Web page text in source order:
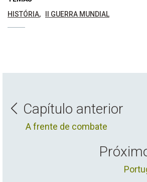
HISTÓRIA
II GUERRA MUNDIAL
Capítulo anterior
A frente de combate